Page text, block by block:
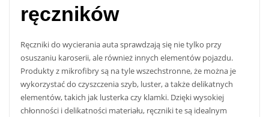
ręczników
Ręczniki do wycierania auta sprawdzają się nie tylko przy
osuszaniu karoserii, ale również innych elementów pojazdu.
Produkty z mikrofibry są na tyle wszechstronne, że można je
wykorzystać do czyszczenia szyb, luster, a także delikatnych
elementów, takich jak lusterka czy klamki. Dzięki wysokiej
chłonności i delikatności materiału, ręczniki te są idealnym